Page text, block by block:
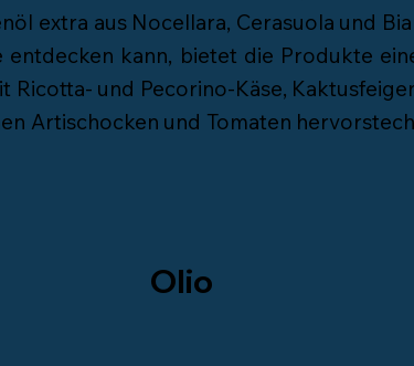
extra aus Nocellara, Cerasuola und
entdecken kann, bietet die Produkte
Ricotta- und Pecorino-Käse,
Artischocken und Tomaten
Olio